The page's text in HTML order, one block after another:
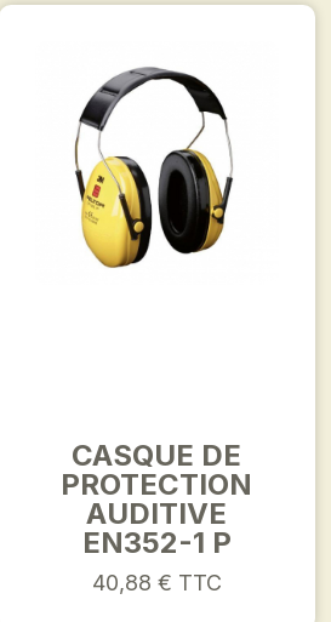
CASQUE DE
PROTECTION
AUDITIVE
EN352-1 P
40,88 € TTC